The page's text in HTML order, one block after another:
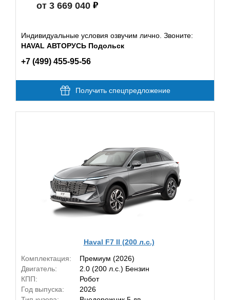
от 3 669 040
Индивидуальные условия озвучим лично. Звоните:
HAVAL АВТОРУСЬ Подольск
+7 (499) 455-95-56
Получить спецпредложение
Haval F7 II (200 л.с.)
Комплектация:
Премиум (2026)
Двигатель:
2.0 (200 л.с.) Бензин
КПП:
Робот
Год выпуска:
2026